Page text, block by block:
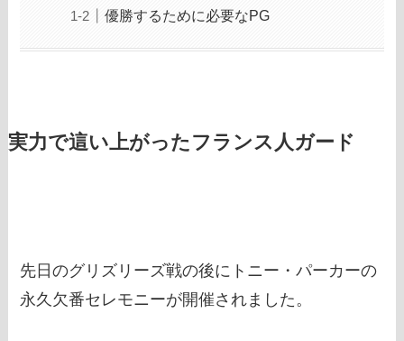
優勝するために必要なPG
実力で這い上がったフランス人ガード
先日のグリズリーズ戦の後にトニー・パーカーの
永久欠番セレモニーが開催されました。